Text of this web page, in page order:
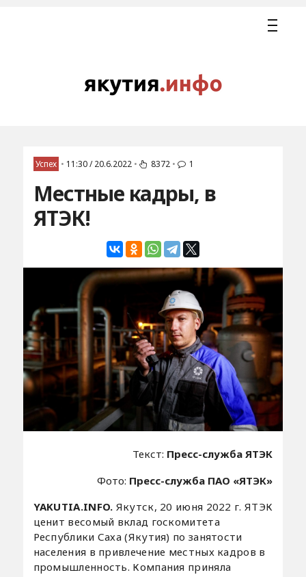
Успех • 11:30 / 20.6.2022 • 8372 • 1
Местные кадры, в
ЯТЭК!
Текст: Пресс-служба ЯТЭК
Фото: Пресс-служба ПАО «ЯТЭК»
YAKUTIA.INFO. Якутск, 20 июня 2022 г. ЯТЭК
ценит весомый вклад госкомитета
Республики Саха (Якутия) по занятости
населения в привлечение местных кадров в
промышленность. Компания приняла